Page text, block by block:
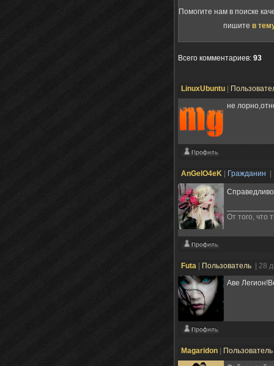
Помогите нам в поиске
пишите в
Всего комментариев: 93
LinuxUbuntu
не
AnGelO4eK Гражданин
От того, что
Futa Пользователь
| 28
Аве
Magaridon
Пользователь